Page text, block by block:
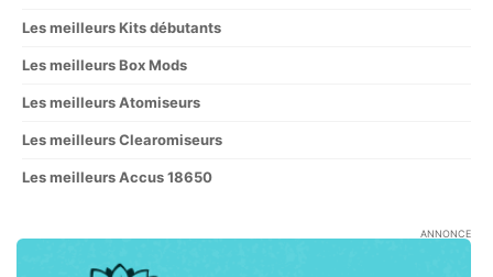
Les meilleurs Kits débutants
Les meilleurs Box Mods
Les meilleurs Atomiseurs
Les meilleurs Clearomiseurs
Les meilleurs Accus 18650
ANNONCE